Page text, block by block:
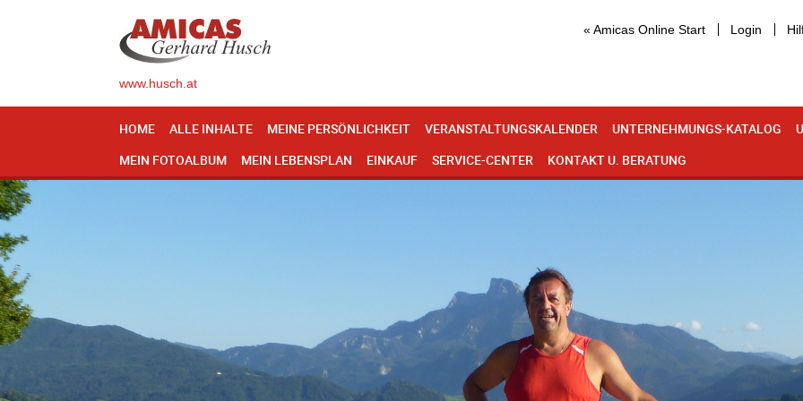
« Amicas Online Start Login
www.husch.at
HOME ALLE INHALTE MEINE PERSÖNLICHKEIT VERANSTALTUNGSKALENDER UNTERNEHMUNGS-KATALOG
MEIN FOTOALBUM
MEIN LEBENSPLAN EINKAUF SERVICE-CENTER KONTAKT U. BERATUNG